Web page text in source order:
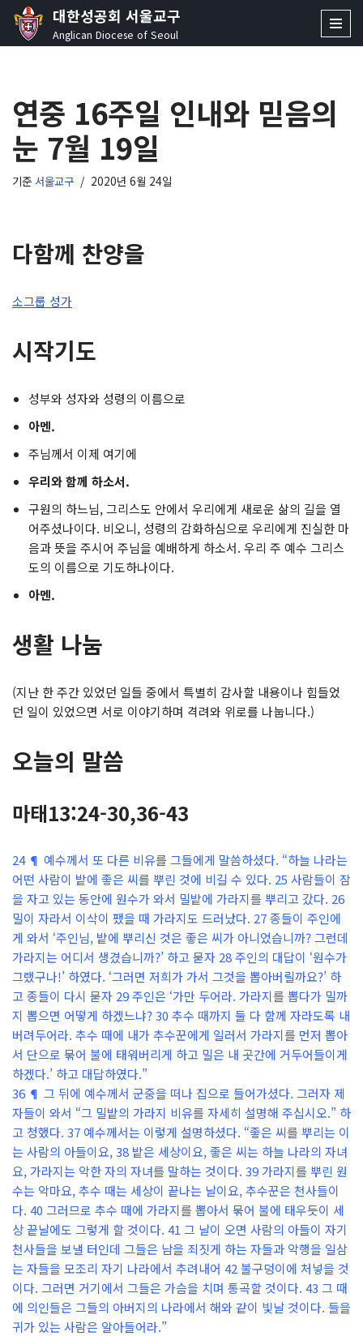
콘
로
건
너
뛰
기
대한성공회 서울교구
Anglican Diocese of Seoul
연중 16주일 인내와 믿음의
눈 7월 19일
기준 서울교구 2020년 6월 24일
다함께 찬양을
소그룹 성가
시작기도
성부와 성자와 성령의 이름으로
아멘.
주님께서 이제 여기에
우리와 함께 하소서.
구원의 하느님, 그리스도 안에서 우리에게 새로운 삶의 길을 열
어주셨나이다. 비오니, 성령의 감화하심으로 우리에게 진실한 마
음과 뜻을 주시어 주님을 예배하게 하소서. 우리 주 예수 그리스
도의 이름으로 기도하나이다.
아멘.
생활 나눔
(지난 한 주간 있었던 일들 중에서 특별히 감사할 내용이나 힘들었
던 일이 있었으면 서로 이야기하며 격려와 위로를 나눕니다.)
오늘의 말씀
마태13:24-30,36-43
24 ¶ 예수께서 또 다른 비유를 그들에게 말씀하셨다. “하늘 나라는
어떤 사람이 밭에 좋은 씨를 뿌린 것에 비길 수 있다. 25 사람들이 잠
을 자고 있는 동안에 원수가 와서 밀밭에 가라지를 뿌리고 갔다. 26
밀이 자라서 이삭이 팼을 때 가라지도 드러났다. 27 종들이 주인에
게 와서 ‘주인님, 밭에 뿌리신 것은 좋은 씨가 아니었습니까? 그런데
가라지는 어디서 생겼습니까?’ 하고 묻자 28 주인의 대답이 ‘원수가
그랬구나!’ 하였다. ‘그러면 저희가 가서 그것을 뽑아버릴까요?’ 하
고 종들이 다시 묻자 29 주인은 ‘가만 두어라. 가라지를 뽑다가 밀까
지 뽑으면 어떻게 하겠느냐? 30 추수 때까지 둘 다 함께 자라도록 내
버려두어라. 추수 때에 내가 추수꾼에게 일러서 가라지를 먼저 뽑아
서 단으로 묶어 불에 태워버리게 하고 밀은 내 곳간에 거두어들이게
하겠다.’ 하고 대답하였다.”
36 ¶ 그 뒤에 예수께서 군중을 떠나 집으로 들어가셨다. 그러자 제
자들이 와서 “그 밀밭의 가라지 비유를 자세히 설명해 주십시오.” 하
고 청했다. 37 예수께서는 이렇게 설명하셨다. “좋은 씨를 뿌리는 이
는 사람의 아들이요, 38 밭은 세상이요, 좋은 씨는 하늘 나라의 자녀
요, 가라지는 악한 자의 자녀를 말하는 것이다. 39 가라지를 뿌린 원
수는 악마요, 추수 때는 세상이 끝나는 날이요, 추수꾼은 천사들이
다. 40 그러므로 추수 때에 가라지를 뽑아서 묶어 불에 태우듯이 세
상 끝날에도 그렇게 할 것이다. 41 그 날이 오면 사람의 아들이 자기
천사들을 보낼 터인데 그들은 남을 죄짓게 하는 자들과 악행을 일삼
는 자들을 모조리 자기 나라에서 추려내어 42 불구덩이에 처넣을 것
이다. 그러면 거기에서 그들은 가슴을 치며 통곡할 것이다. 43 그 때
에 의인들은 그들의 아버지의 나라에서 해와 같이 빛날 것이다. 들을
귀가 있는 사람은 알아들어라.”